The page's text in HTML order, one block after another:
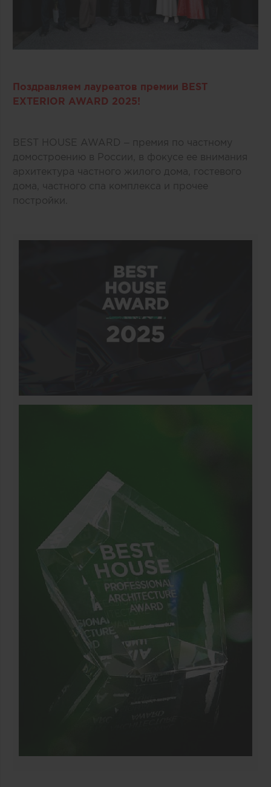
Поздравляем лауреатов премии BEST
EXTERIOR AWARD 2025!
BEST HOUSE AWARD – премия по частному
домостроению в России, в фокусе ее внимания
архитектура частного жилого дома, гостевого
дома, частного спа комплекса и прочее
постройки.